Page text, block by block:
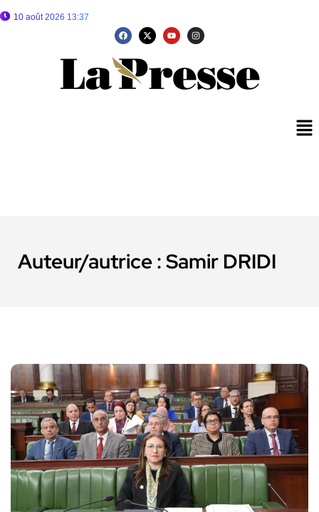
10 août 2026 13:37
Auteur/autrice :Samir DRIDI